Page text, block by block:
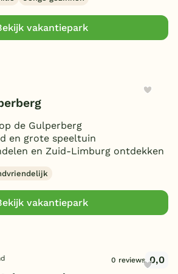
vakantiepark
de Gulperberg
en grote speeltuin
en Zuid-Limburg ontdekken
vakantiepark
0 reviews 0,0